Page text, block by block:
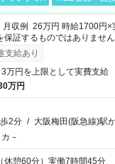
収例 26万円 時給1700円×
証するものではありません
支給あり
3万円を上限として実費支給
万円
2分 / 大阪梅田(阪急線)駅
－
休憩60分）実働7時間45分